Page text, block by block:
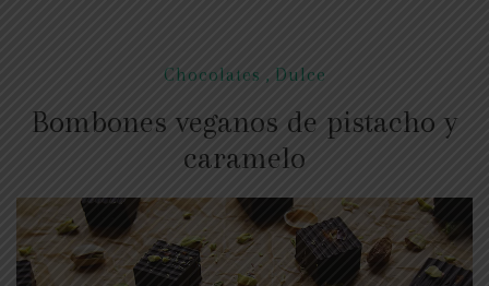
Chocolates , Dulce
Bombones veganos de pistacho y
caramelo